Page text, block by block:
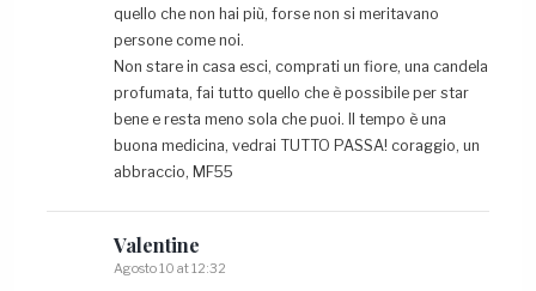
quello che non hai più, forse non si meritavano
persone come noi.
Non stare in casa esci, comprati un fiore, una candela
profumata, fai tutto quello che è possibile per star
bene e resta meno sola che puoi. Il tempo è una
buona medicina, vedrai TUTTO PASSA! coraggio, un
abbraccio, MF55
Valentine
Agosto 10 at 12:32